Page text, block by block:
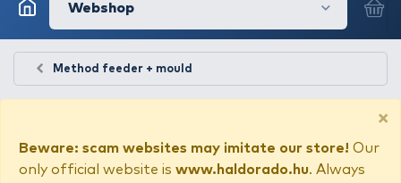
Webshop
Method feeder + mould
×
Beware: scam websites may imitate our store! Our
only official website is www.haldorado.hu. Always